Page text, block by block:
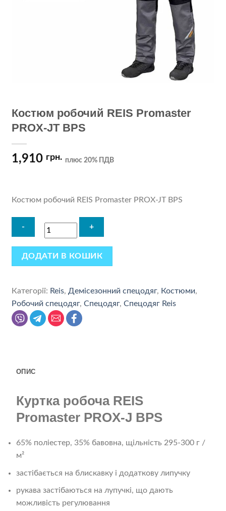
Костюм робочий REIS Promaster
PROX-JT BPS
1,910 грн. плюс 20% ПДВ
Костюм робочий REIS Promaster PROX-JT BPS
ДОДАТИ В КОШИК
Категорії: Reis, Демісезонний спецодяг, Костюми,
Робочий спецодяг,Спецодяг,Спецодяг Reis
ОПИС
Куртка робоча REIS
Promaster PROX-J BPS
65% поліестер, 35% бавовна, щільність 295-300 г /
м²
застібається на блискавку і додаткову липучку
рукава застібаються на лупучкі, що дають
можливість регулювання